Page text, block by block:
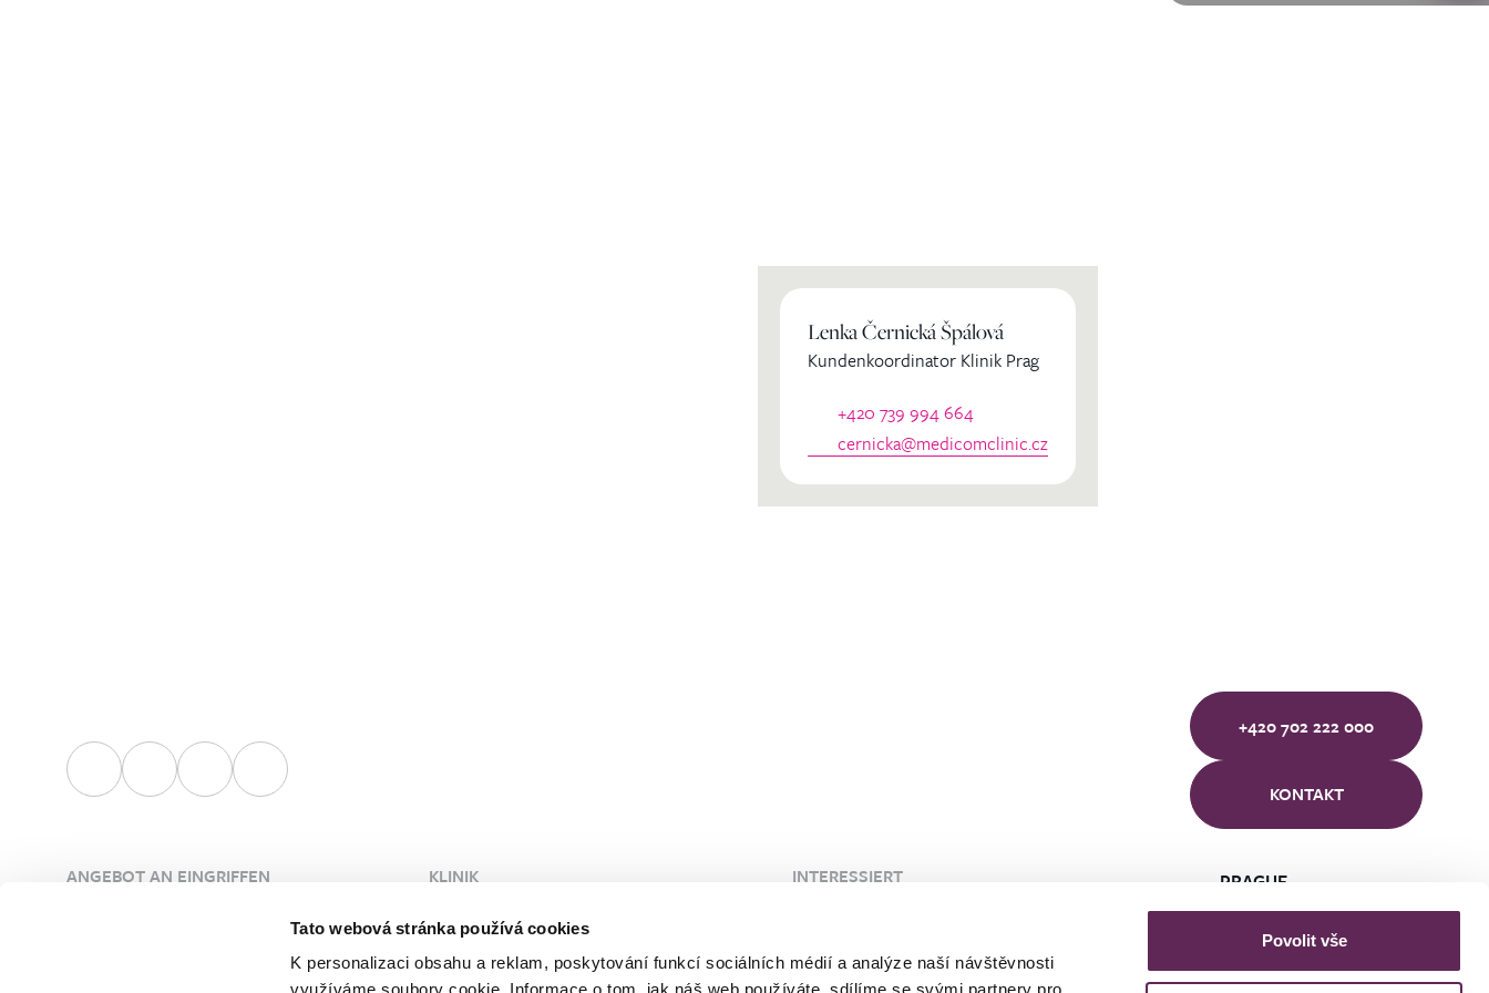
Tato webová stránka používá cookies
K personalizaci obsahu a reklam, poskytování funkcí sociálních médií a analýze naší návštěvnosti
Povolit vše
Lenka Černická Špálová
Kundenkoordinator Klinik Prag
+420 739 994 664
cernicka@medicomclinic.cz
ANGEBOT AN EINGRIFFEN KLINIK
Über die Klinik
Ärzte
Unsere Kunden
INTERESSIERT
FAQ
Probleme
PRAGUE
BRNO
ÚSTÍ NAD LABEM
+420 702 222 000
KONTAKT